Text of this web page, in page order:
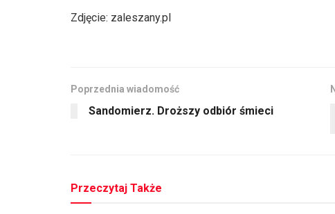
Zdjęcie: zaleszany.pl
Poprzednia wiadomość
Sandomierz. Droższy odbiór śmieci
Przeczytaj Także